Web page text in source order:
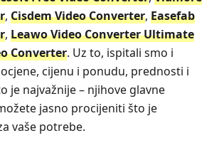
, Cisdem Video Converter, Easefab
, Leawo Video Converter Ultimate
Converter. Uz to, ispitali smo i
cijenu i ponudu, prednosti i
je najvažnije – njihove glavne
jasno procijeniti što je
vaše potrebe.